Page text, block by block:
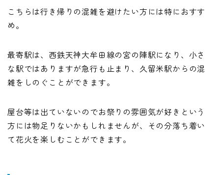
こちらは行き帰りの混雑を避けたい方には特におすす
め。
最寄駅は、西鉄天神大牟田線の宮の陣駅になり、小さ
な駅ではありますが急行も止まり、久留米駅からの混
雑をしのぐことができます。
屋台等は出ていないのでお祭りの雰囲気が好きという
方には物足りないかもしれませんが、その分落ち着い
て花火を楽しむことができます。